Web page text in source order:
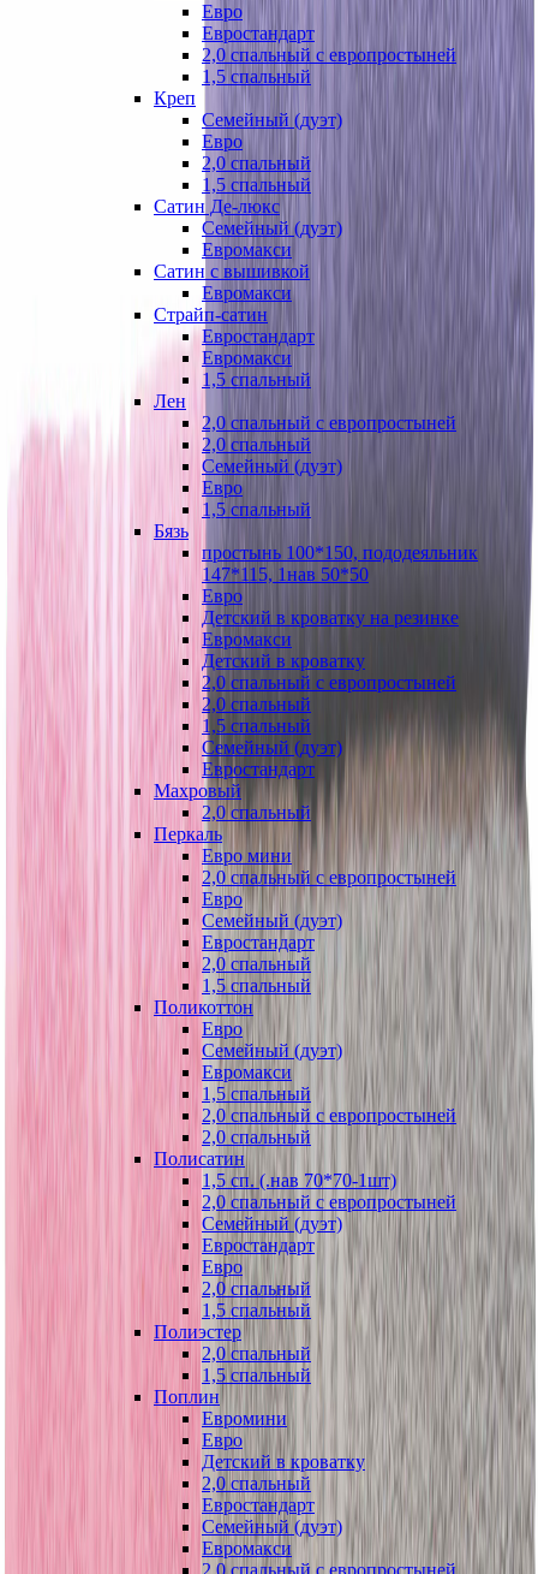
Евро
Евростандарт
2,0 спальный с европростыней
1,5 спальный
Креп
Семейный (дуэт)
Евро
2,0 спальный
1,5 спальный
Сатин Де-люкс
Семейный (дуэт)
Евромакси
Сатин с вышивкой
Евромакси
Страйп-сатин
Евростандарт
Евромакси
1,5 спальный
Лен
2,0 спальный с европростыней
2,0 спальный
Семейный (дуэт)
Евро
1,5 спальный
Бязь
простынь 100*150, пододеяльник
147*115, 1нав 50*50
Евро
Детский в кроватку на резинке
Евромакси
Детский в кроватку
2,0 спальный с европростыней
2,0 спальный
1,5 спальный
Семейный (дуэт)
Евростандарт
Махровый
2,0 спальный
Перкаль
Евро мини
2,0 спальный с европростыней
Евро
Семейный (дуэт)
Евростандарт
2,0 спальный
1,5 спальный
Поликоттон
Евро
Семейный (дуэт)
Евромакси
1,5 спальный
2,0 спальный с европростыней
2,0 спальный
Полисатин
1,5 сп. (.нав 70*70-1шт)
2,0 спальный с европростыней
Семейный (дуэт)
Евростандарт
Евро
2,0 спальный
1,5 спальный
Полиэстер
2,0 спальный
1,5 спальный
Поплин
Евромини
Евро
Детский в кроватку
2,0 спальный
Евростандарт
Семейный (дуэт)
Евромакси